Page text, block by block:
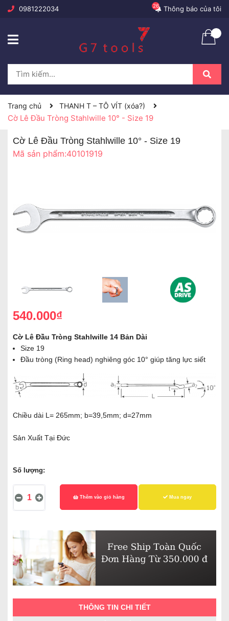
0981222034 Thông báo của tôi
26
Trang chủ THANH T – TÔ VÍT (xóa?)
Cờ Lê Đầu Tròng Stahlwille 10° - Size 19
Cờ Lê Đầu Tròng Stahlwille 10° - Size 19
Mã sản phẩm:40101919
540.000₫
Cờ Lê Đầu Tròng Stahlwille 14 Bản Dài
Size 19
Đầu tròng (Ring head) nghiêng góc 10° giúp tăng lực siết
Chiều dài L= 265mm; b=39,5mm; d=27mm
Sản Xuất Tại Đức
Số lượng:
Thêm vào giỏ hàng Mua ngay
THÔNG TIN CHI TIẾT